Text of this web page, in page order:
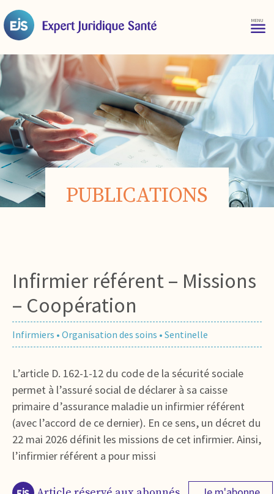
PUBLICATIONS
Infirmier référent – Missions
– Coopération
Infirmiers • Organisation des soins • Sentinelle
L’article D. 162-1-12 du code de la sécurité sociale
permet à l’assuré social de déclarer à sa caisse
primaire d’assurance maladie un infirmier référent
(avec l’accord de ce dernier). En ce sens, un décret du
22 mai 2026 définit les missions de cet infirmier. Ainsi,
l’infirmier référent a pour missi